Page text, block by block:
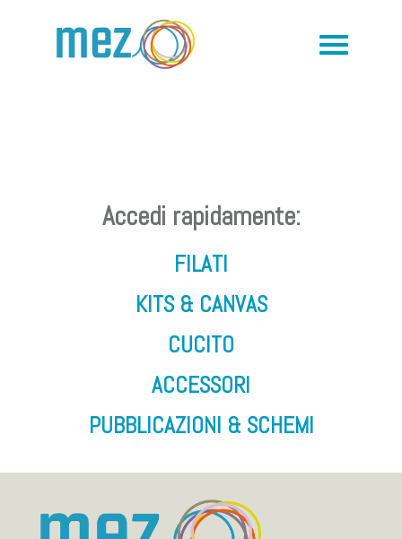
Accedi rapidamente:
FILATI
KITS & CANVAS
CUCITO
ACCESSORI
PUBBLICAZIONI & SCHEMI